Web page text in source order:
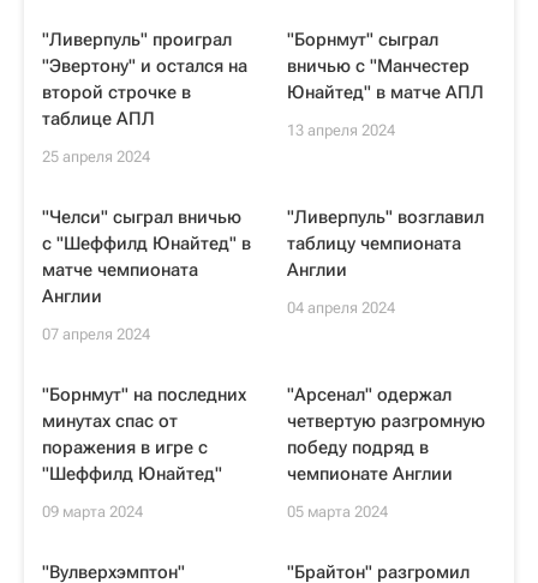
"Ливерпуль" проиграл
"Эвертону" и остался на
второй строчке в
таблице АПЛ
25 апреля 2024
"Борнмут" сыграл
вничью с "Манчестер
Юнайтед" в матче АПЛ
13 апреля 2024
"Челси" сыграл вничью
с "Шеффилд Юнайтед" в
матче чемпионата
Англии
07 апреля 2024
"Ливерпуль" возглавил
таблицу чемпионата
Англии
04 апреля 2024
"Борнмут" на последних
минутах спас от
поражения в игре с
"Шеффилд Юнайтед"
09 марта 2024
"Арсенал" одержал
четвертую разгромную
победу подряд в
чемпионате Англии
05 марта 2024
"Вулверхэмптон"
"Брайтон" разгромил